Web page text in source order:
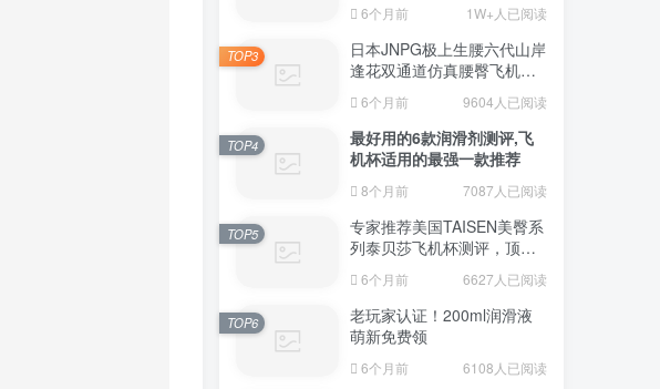
6个月前 1W+人已阅读
日本JNPG极上生腰六代山岸
逢花双通道仿真腰臀飞机杯
致真实感的资深玩家
6个月前 9604人已阅读
TOP3
最好用的6款润滑剂测评,飞
机杯适用的最强一款推荐
8个月前 7087人已阅读
TOP4
专家推荐美国TAISEN美臀系
列泰贝莎飞机杯测评，顶级
品质带来极致享受!
6个月前 6627人已阅读
TOP5
老玩家认证！200ml润滑液
萌新免费领
6个月前 6108人已阅读
TOP6